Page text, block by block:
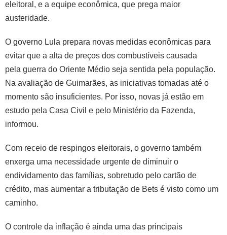
eleitoral, e a equipe econômica, que prega maior
austeridade.
O governo Lula prepara novas medidas econômicas para
evitar que a alta de preços dos combustíveis causada
pela guerra do Oriente Médio seja sentida pela população.
Na avaliação de Guimarães, as iniciativas tomadas até o
momento são insuficientes. Por isso, novas já estão em
estudo pela Casa Civil e pelo Ministério da Fazenda,
informou.
Com receio de respingos eleitorais, o governo também
enxerga uma necessidade urgente de diminuir o
endividamento das famílias, sobretudo pelo cartão de
crédito, mas aumentar a tributação de Bets é visto como um
caminho.
O controle da inflação é ainda uma das principais